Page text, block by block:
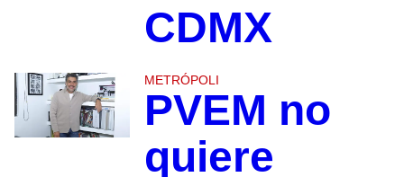
CDMX
METRÓPOLI
PVEM no
quiere